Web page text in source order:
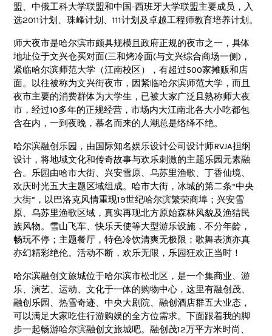
盟、中俄工科大学联盟和中国-西班牙大学联盟主要成员，入
选2011计划、珠峰计划、111计划及卓越工程师教育培养计划。
师大夜市是哈尔滨市颇具规模且政府正规的夜市之一，具体
地址位于文兴仓买对面(三和烤冷面(与文兴综合商场一侧)，
紧临哈尔滨师范大学（江南校区），有超过500家摊贩和店
面。以往被称为文兴街夜市，因紧临哈尔滨师范大学，而且
夜市主要的消费群体为大学生，已被大家广泛且熟称师大夜
市，经过10多年的正规经营，市场内大江南北各大小吃都包
含在内，一到夜晚，慕名而来的人潮总是络绎不绝。
哈尔滨融创乐园，由国际知名娱乐设计公司设计师RVJA担纲
设计，将地域文化和传奇故事与欢乐刺激的主题乐园元素融
合。乐园由哈市大街、兴安雪原、乌苏里渔歌、丁香仙境、
欢庆时光五大主题区域组成。哈市大街，冰城的第二条“中央
大街”，以巴洛克风情重现19世纪哈尔滨繁荣商埠；兴安雪
原、乌苏里渔歌区域，真实再现北方原始森林风貌及渔猎民
族风物。雪山飞车、快乐天使等大型游乐设施，不分年龄，
畅玩不停；主题餐厅，特色冷饮清爽无极限；歌舞表演亦真
亦幻精彩绝伦。活动不断，欢乐无限，乐园狂欢正当时！
哈尔滨融创文旅城位于哈尔滨市松北区，是一个集商业、游
乐、演艺、运动、文化于一体的购物中心，这里有融创茂、
融创乐园、热雪奇迹、中央大剧院、融创酒店群五大业态，
可以满足大家吃住行游购娱的全方位需求。下面跟着我的脚
步一起畅游哈尔滨融创文旅城吧。融创茂12万平方米时尚、